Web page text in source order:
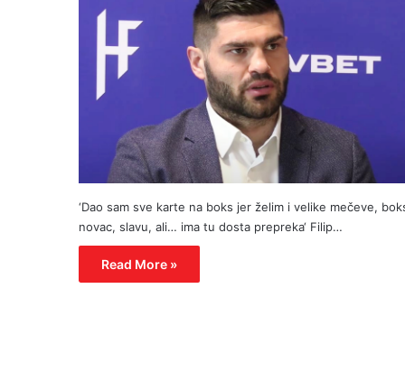
‘Dao sam sve karte na boks jer želim i velike mečeve,
novac, slavu, ali… ima tu dosta prepreka‘ Filip…
Read More »